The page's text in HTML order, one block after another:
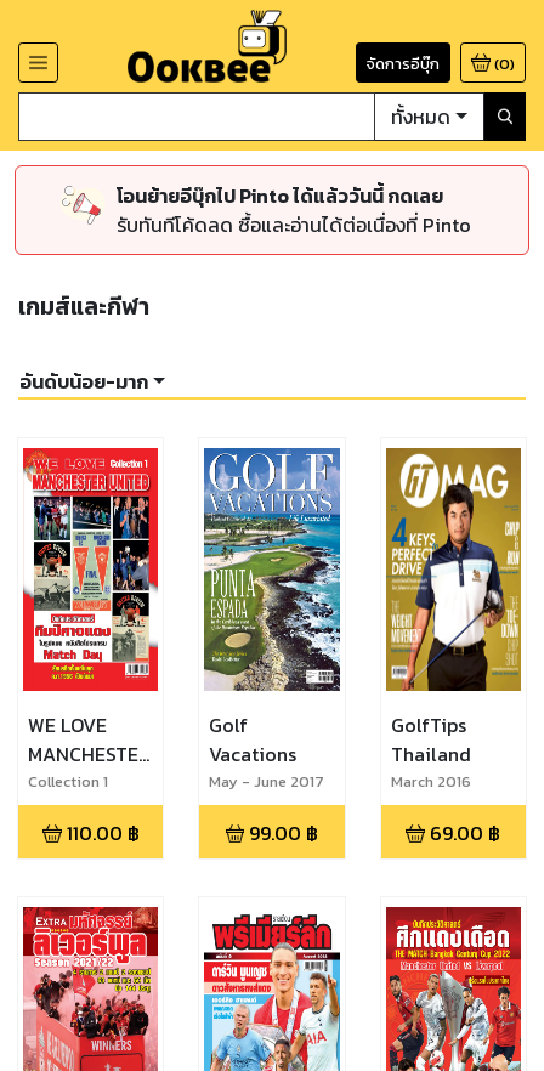
จัดการอีบุ๊ก (0)
ทั้งหมด
โอนย้ายอีบุ๊กไป Pinto ได้แล้ววันนี้ กดเลย
รับทันทีโค้ดลด ซื้อและอ่านได้ต่อเนื่องที่ Pinto
เกมส์และกีฬา
อันดับน้อย-มาก
WE LOVE
MANCHESTER
UNITED
Collection 1
110.00 ฿
Golf
Vacations
May - June 2017
99.00 ฿
GolfTips
Thailand
March 2016
69.00 ฿